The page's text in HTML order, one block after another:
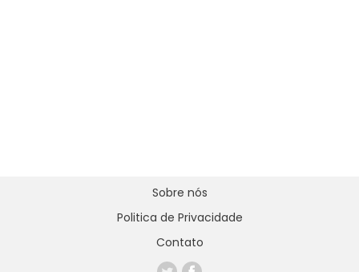
Sobre nós
Politica de Privacidade
Contato